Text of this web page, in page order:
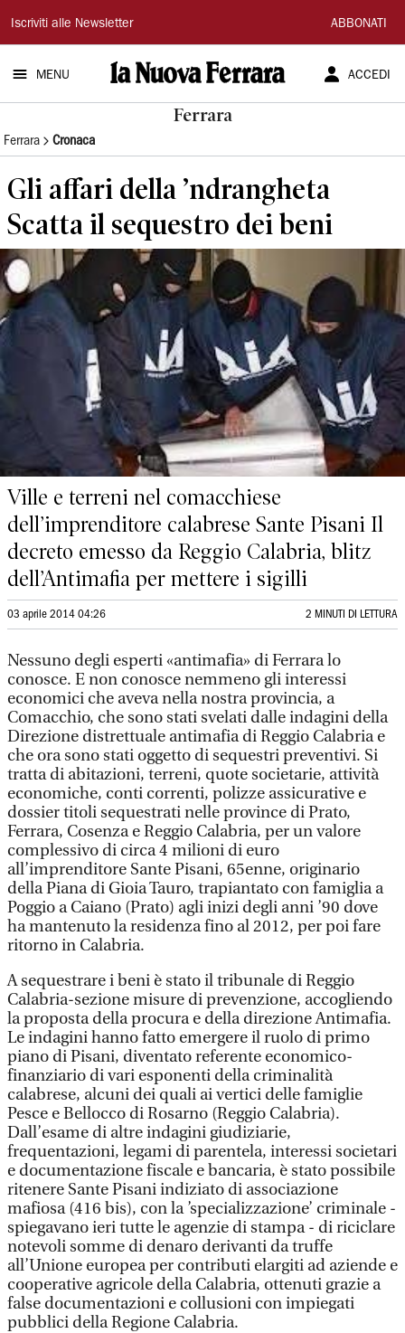
La
Nuova
Ferrara
Iscriviti alle Newsletter ABBONATI
MENU ACCEDI
Ferrara
Ferrara Cronaca
Gli affari della ’ndrangheta
Scatta il sequestro dei beni
Ville e terreni nel comacchiese
dell’imprenditore calabrese Sante Pisani Il
decreto emesso da Reggio Calabria, blitz
dell’Antimafia per mettere i sigilli
03 aprile 2014 04:26 2 MINUTI DI LETTURA
Nessuno degli esperti «antimafia» di Ferrara lo
conosce. E non conosce nemmeno gli interessi
economici che aveva nella nostra provincia, a
Comacchio, che sono stati svelati dalle indagini della
Direzione distrettuale antimafia di Reggio Calabria e
che ora sono stati oggetto di sequestri preventivi. Si
tratta di abitazioni, terreni, quote societarie, attività
economiche, conti correnti, polizze assicurative e
dossier titoli sequestrati nelle province di Prato,
Ferrara, Cosenza e Reggio Calabria, per un valore
complessivo di circa 4 milioni di euro
all’imprenditore Sante Pisani, 65enne, originario
della Piana di Gioia Tauro, trapiantato con famiglia a
Poggio a Caiano (Prato) agli inizi degli anni ’90 dove
ha mantenuto la residenza fino al 2012, per poi fare
ritorno in Calabria.
A sequestrare i beni è stato il tribunale di Reggio
Calabria-sezione misure di prevenzione, accogliendo
la proposta della procura e della direzione Antimafia.
Le indagini hanno fatto emergere il ruolo di primo
piano di Pisani, diventato referente economico-
finanziario di vari esponenti della criminalità
calabrese, alcuni dei quali ai vertici delle famiglie
Pesce e Bellocco di Rosarno (Reggio Calabria).
Dall’esame di altre indagini giudiziarie,
frequentazioni, legami di parentela, interessi societari
e documentazione fiscale e bancaria, è stato possibile
ritenere Sante Pisani indiziato di associazione
mafiosa (416 bis), con la ’specializzazione’ criminale -
spiegavano ieri tutte le agenzie di stampa - di riciclare
notevoli somme di denaro derivanti da truffe
all’Unione europea per contributi elargiti ad aziende e
cooperative agricole della Calabria, ottenuti grazie a
false documentazioni e collusioni con impiegati
pubblici della Regione Calabria.